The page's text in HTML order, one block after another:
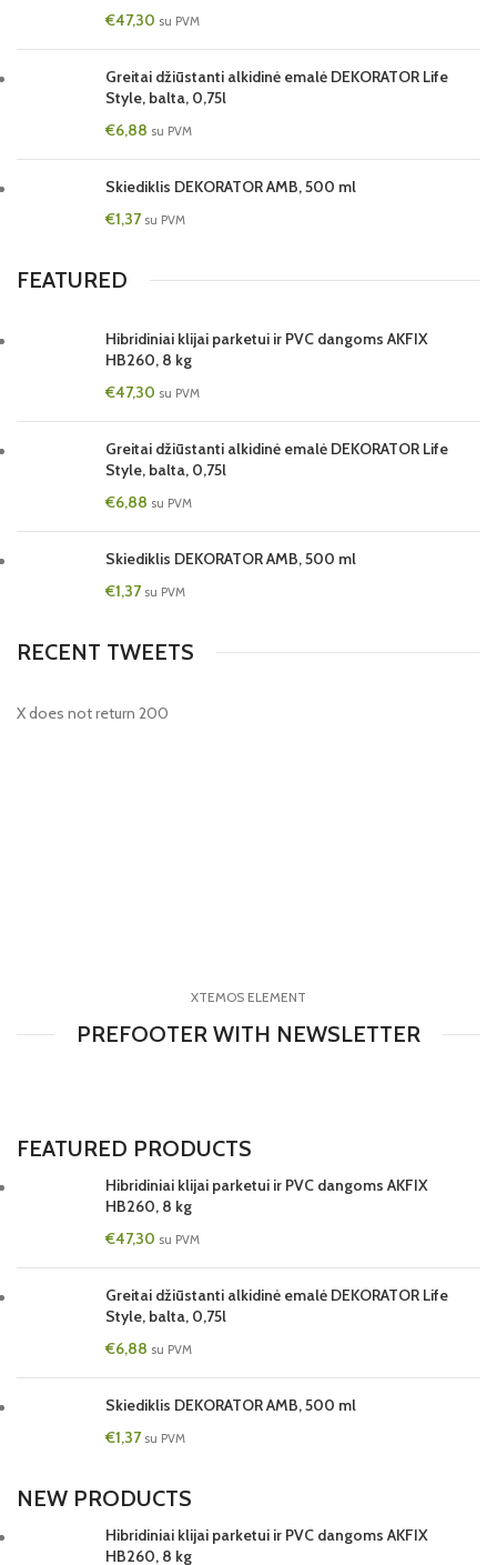
€47,30 su PVM
Greitai džiūstanti alkidinė emalė DEKORATOR Life
Style, balta, 0,75l
€6,88 su PVM
Skiediklis DEKORATOR AMB, 500 ml
€1,37 su PVM
FEATURED
Hibridiniai klijai parketui ir PVC dangoms AKFIX
HB260, 8 kg
€47,30 su PVM
Greitai džiūstanti alkidinė emalė DEKORATOR Life
Style, balta, 0,75l
€6,88 su PVM
Skiediklis DEKORATOR AMB, 500 ml
€1,37 su PVM
RECENT TWEETS
X does not return 200
XTEMOS ELEMENT
PREFOOTER WITH NEWSLETTER
FEATURED PRODUCTS
Hibridiniai klijai parketui ir PVC dangoms AKFIX
HB260, 8 kg
€47,30 su PVM
Greitai džiūstanti alkidinė emalė DEKORATOR Life
Style, balta, 0,75l
€6,88 su PVM
Skiediklis DEKORATOR AMB, 500 ml
€1,37 su PVM
NEW PRODUCTS
Hibridiniai klijai parketui ir PVC dangoms AKFIX
HB260, 8 kg